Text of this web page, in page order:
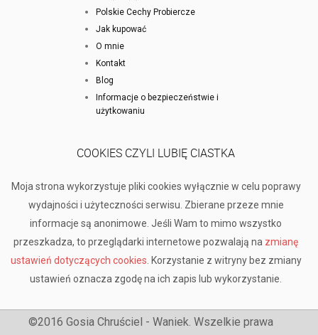
Polskie Cechy Probiercze
Jak kupować
O mnie
Kontakt
Blog
Informacje o bezpieczeństwie i
użytkowaniu
COOKIES CZYLI LUBIĘ CIASTKA
Moja strona wykorzystuje pliki cookies wyłącznie w celu poprawy
wydajności i użyteczności serwisu. Zbierane przeze mnie
informacje są anonimowe. Jeśli Wam to mimo wszystko
przeszkadza, to przeglądarki internetowe pozwalają na zmianę
ustawień dotyczących cookies . Korzystanie z witryny bez zmiany
ustawień oznacza zgodę na ich zapis lub wykorzystanie.
©2016 Gosia Chruściel - Waniek. Wszelkie prawa